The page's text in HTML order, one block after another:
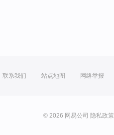
联系我们 站点地图 网络举报
© 2026 网易公司 隐私政策